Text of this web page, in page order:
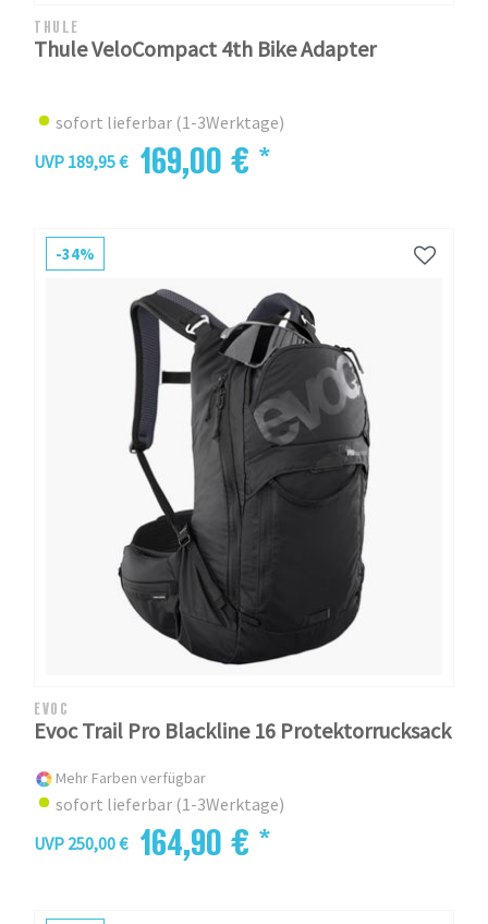
THULE
Thule VeloCompact 4th Bike Adapter
sofort lieferbar (1-3Werktage)
UVP 189,95 € 169,00 € *
-34%
EVOC
Evoc Trail Pro Blackline 16 Protektorrucksack
Mehr Farben verfügbar
sofort lieferbar (1-3Werktage)
UVP 250,00 € 164,90 € *